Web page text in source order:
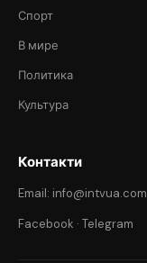
Спорт
В мире
Политика
Культура
Контакти
Email: info@intvua.com
Facebook · Telegram